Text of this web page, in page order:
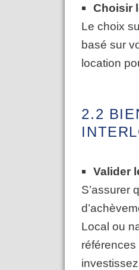
Choisir
Le choix
basé sur
location
2.2
Valider
S’assurer
Local ou